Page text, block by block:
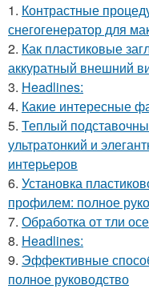
1. Контрастные
снегогенератор для
2. Как пластиковые
аккуратный внешний
3. Headlines:
4. Какие интересные
5. Теплый
ультратонкий и
интерьеров
6. Установка
профилем: полное
7. Обработка от тли
8. Headlines:
9. Эффективные
полное руководство